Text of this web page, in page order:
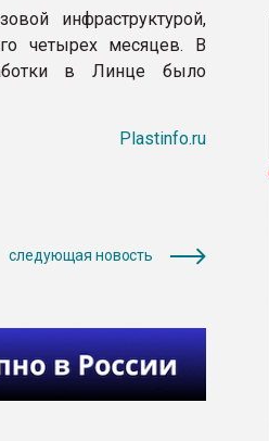
инфраструктурой,
четырех месяцев. В
в Линце было
Plastinfo.ru
следующая новость